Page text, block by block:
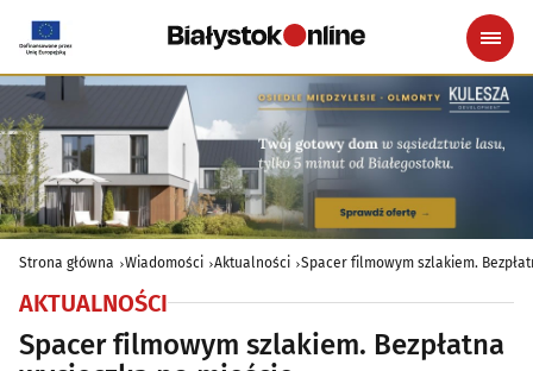
Strona główna Wiadomości Aktualności Spacer filmowym szlakiem.
AKTUALNOŚCI
Spacer filmowym szlakiem. Bezpłatna